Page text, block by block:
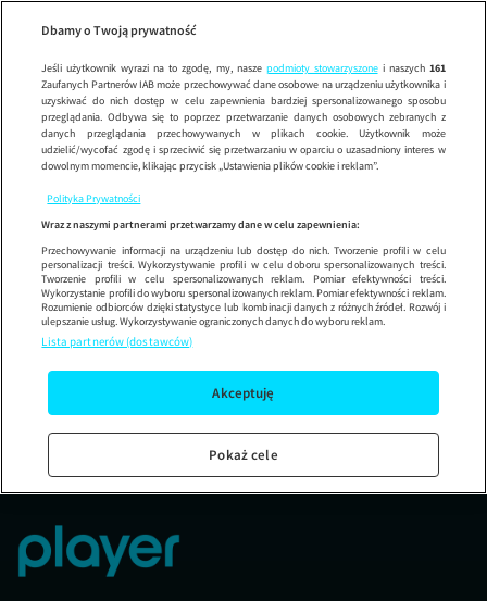
Wypróbuj aplikację mobilną
Korzystaj z łatwiejszej nawigacji i ciesz się szybszym
Dbamy o Twoją prywatność
Jeśli użytkownik wyrazi na to zgodę, my, nasze podmioty stowarzyszonei naszych 161
Zaufanych Partnerów IAB może przechowywać dane osobowe na urządzeniu użytkownika i
uzyskiwać do nich dostęp w celu zapewnienia bardziej spersonalizowanego sposobu
przeglądania. Odbywa się to poprzez przetwarzanie danych osobowych zebranych z
danych przeglądania przechowywanych w plikach cookie. Użytkownik może
udzielić/wycofać zgodę i sprzeciwić się przetwarzaniu w oparciu o uzasadniony interes w
dowolnym momencie, klikając przycisk „Ustawienia plików cookie i reklam”.
Polityka Prywatności
Wraz z naszymi partnerami przetwarzamy dane w celu zapewnienia:
Przechowywanie informacji na urządzeniu lub dostęp do nich. Tworzenie profili w celu
personalizacji treści. Wykorzystywanie profili w celu doboru spersonalizowanych treści.
Tworzenie profili w celu spersonalizowanych reklam. Pomiar efektywności treści.
Wykorzystanie profili do wyboru spersonalizowanych reklam. Pomiar efektywności reklam.
Rozumienie odbiorców dzięki statystyce lub kombinacji danych z różnych źródeł. Rozwój i
ulepszanie usług. Wykorzystywanie ograniczonych danych do wyboru reklam.
Lista partnerów (dostawców)
Akceptuję
Pokaż cele